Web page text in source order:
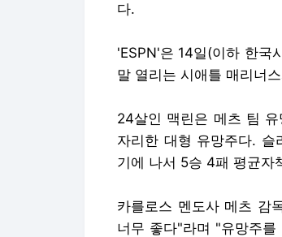
다.
'ESPN'은 14일(이하 한국
말 열리는 시애틀 매리너
24살인 맥린은 메츠 팀
자리한 대형 유망주다. 슬
기에 나서 5승 4패 평균자
카를로스 멘도사 메츠 감
너무 좋다"라며 "유망주